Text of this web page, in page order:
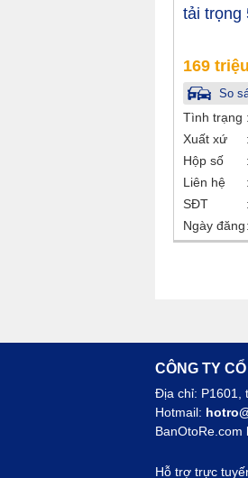
tải trọng
169 triệu
So
Tình trạng
Xuất xứ
Hộp số
Liên hệ
SĐT
Ngày đăng
CÔNG TY
Địa chỉ: P1601,
Hotmail:
BanOtoRe.com
Hỗ trợ trực